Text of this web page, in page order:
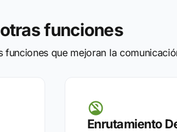
funciones
funciones que mejoran la
Enrutamiento